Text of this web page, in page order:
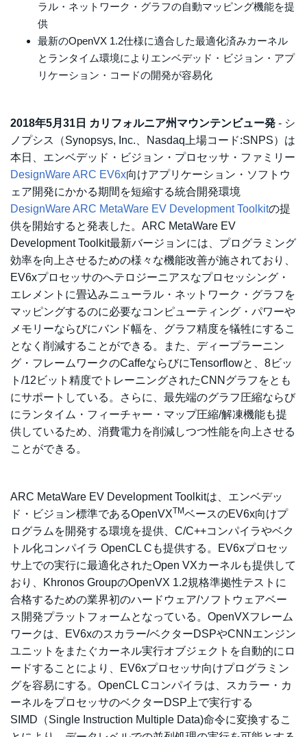
ラル・ネットワーク・グラフの自動マッピング機能を提
供
最新のOpenVX 1.2仕様に適合した最適化済みカーネル
とランタイム環境によりエンベデッド・ビジョン・アプ
リケーション・コードの開発が容易化
2018年5月31日 カリフォルニア州マウンテンビュー発 - シ
ノプシス（Synopsys, Inc.、Nasdaq上場コード:SNPS）は
本日、エンベデッド・ビジョン・プロセッサ・ファミリー
DesignWare ARC EV6x向けアプリケーション・ソフトウ
ェア開発にかかる期間を短縮する統合開発環境
DesignWare ARC MetaWare EV Development Toolkitの提
供を開始すると発表した。ARC MetaWare EV
Development Toolkit最新バージョンには、プログラミング
効率を向上させるための様々な機能改善が施されており、
EV6xプロセッサのへテロジーニアスなプロセッシング・
エレメントに畳込みニューラル・ネットワーク・グラフを
マッピングするのに必要なコンピューティング・パワーや
メモリーならびにバンド幅を、グラフ精度を犠牲にするこ
となく削減することができる。また、ディープラーニン
グ・フレームワークのCaffeならびにTensorflowと、8ビッ
ト/12ビット精度でトレーニングされたCNNグラフをとも
にサポートしている。さらに、最先端のグラフ圧縮ならび
にランタイム・フィーチャー・マップ圧縮/解凍機能も提
供しているため、消費電力を削減しつつ性能を向上させる
ことができる。
ARC MetaWare EV Development Toolkitは、エンベデッ
ド・ビジョン標準であるOpenVXTMベースのEV6x向けプ
ログラムを開発する環境を提供、C/C++コンパイラやベク
トル化コンパイラ OpenCL Cも提供する。EV6xプロセッ
サ上での実行に最適化されたOpen VXカーネルも提供して
おり、Khronos GroupのOpenVX 1.2規格準拠性テストに
合格するための業界初のハードウェア/ソフトウェアベー
ス開発プラットフォームとなっている。OpenVXフレーム
ワークは、EV6xのスカラー/ベクターDSPやCNNエンジン
ユニットをまたぐカーネル実行オブジェクトを自動的にロ
ードすることにより、EV6xプロセッサ向けプログラミン
グを容易にする。OpenCL Cコンパイラは、スカラー・カ
ーネルをプロセッサのベクターDSP上で実行する
SIMD（Single Instruction Multiple Data)命令に変換するこ